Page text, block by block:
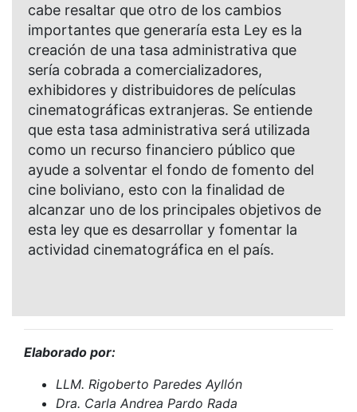
cabe resaltar que otro de los cambios
importantes que generaría esta Ley es la
creación de una tasa administrativa que
sería cobrada a comercializadores,
exhibidores y distribuidores de películas
cinematográficas extranjeras. Se entiende
que esta tasa administrativa será utilizada
como un recurso financiero público que
ayude a solventar el fondo de fomento del
cine boliviano, esto con la finalidad de
alcanzar uno de los principales objetivos de
esta ley que es desarrollar y fomentar la
actividad cinematográfica en el país.
Elaborado por:
LLM. Rigoberto Paredes Ayllón
Dra. Carla Andrea Pardo Rada